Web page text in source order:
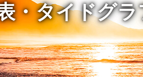
・タイドグラ